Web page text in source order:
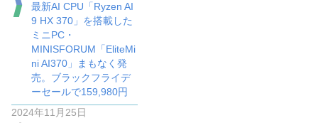
最新AI CPU「Ryzen AI
9 HX 370」を搭載した
ミニPC・
MINISFORUM「EliteMi
ni AI370」まもなく発
売。ブラックフライデ
ーセールで159,980円
2024年11月25日